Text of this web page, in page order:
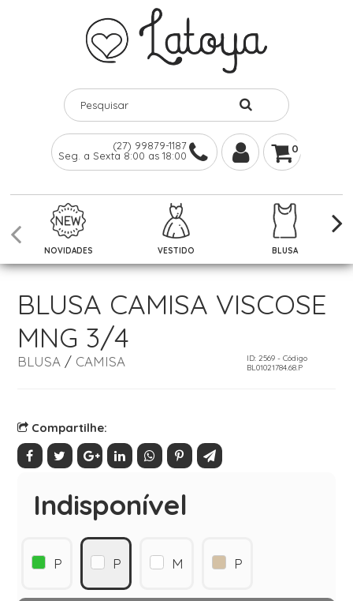
(27) 99879-1187
Seg. a Sexta 8:00 as 18:00
0
NOVIDADES VESTIDO BLUSA
BLUSA CAMISA VISCOSE
MNG 3/4
BLUSA/ CAMISA
ID: 2569 - Código
BL01021784.68.P
Compartilhe:
Indisponível
P P M P